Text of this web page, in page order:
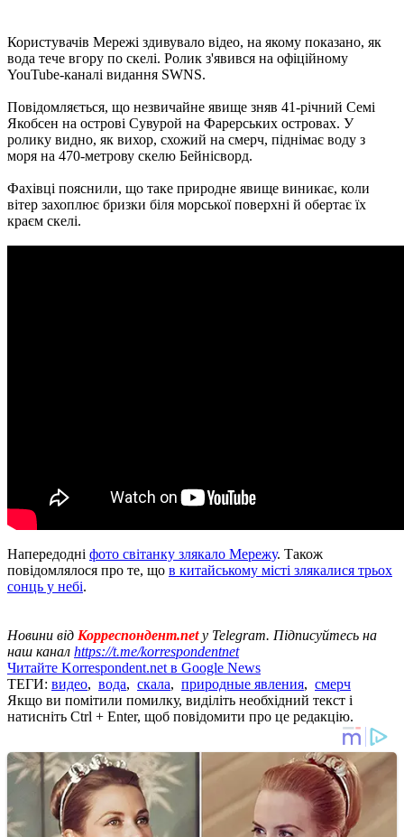
Користувачів Мережі здивувало відео, на якому показано, як
вода тече вгору по скелі. Ролик з'явився на офіційному
YouTube-каналі видання SWNS.
Повідомляється, що незвичайне явище зняв 41-річний Семі
Якобсен на острові Сувурой на Фарерських островах. У
ролику видно, як вихор, схожий на смерч, піднімає воду з
моря на 470-метрову скелю Бейнісворд.
Фахівці пояснили, що таке природне явище виникає, коли
вітер захоплює бризки біля морської поверхні й обертає їх
краєм скелі.
Напередодні фото світанку злякало Мережу. Також
повідомлялося про те, що в китайському місті злякалися трьох
сонць у небі.
Новини від Корреспондент.netу Telegram. Підписуйтесь на
наш канал https://t.me/korrespondentnet
Читайте Korrespondent.net в Google News
ТЕГИ: видео, вода, скала, природные явления, смерч
Якщо ви помітили помилку, виділіть необхідний текст і
натисніть Ctrl + Enter, щоб повідомити про це редакцію.